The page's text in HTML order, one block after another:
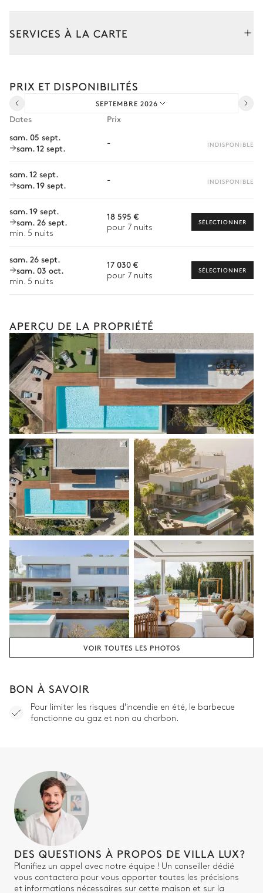
Table Barbecue
SERVICES À LA CARTE
Transfert à l'arrivée et au départ
Courses livrées avant l'arrivée
Chef à domicile
Bien-être à domicile
Babysitter
Location de vélo
Les services proposés peuvent varier selon la saison, la
destination ou la disponibilité. Notre conciergerie vous guidera
PRIX ET DISPONIBILITÉS
SEPTEMBRE 2026
Dates
Prix
sam. 05 sept.
sam. 12 sept.
- INDISPONIBLE
sam. 12 sept.
sam. 19 sept.
- INDISPONIBLE
sam. 19 sept.
sam. 26 sept.
min. 5 nuits
18 595 €
pour 7 nuits
SÉLECTIONNER
sam. 26 sept.
sam. 03 oct.
min. 5 nuits
17 030 €
pour 7 nuits
SÉLECTIONNER
APERÇU DE LA PROPRIÉTÉ
VOIR TOUTES LES PHOTOS
BON À SAVOIR
Pour limiter les risques d'incendie en été, le barbecue
fonctionne au gaz et non au charbon.
DES QUESTIONS À PROPOS DE VILLA LUX?
Planifiez un appel avec notre équipe ! Un conseiller dédié
vous contactera pour vous apporter toutes les précisions
et informations nécessaires sur cette maison et sur la